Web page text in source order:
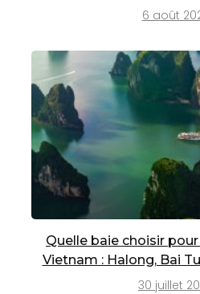
6 août
Quelle baie choisir
Vietnam : Halong, Bai
30 juillet